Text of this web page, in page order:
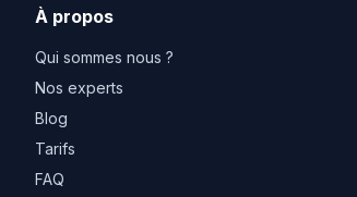
À propos
Qui sommes nous ?
Nos experts
Blog
Tarifs
FAQ